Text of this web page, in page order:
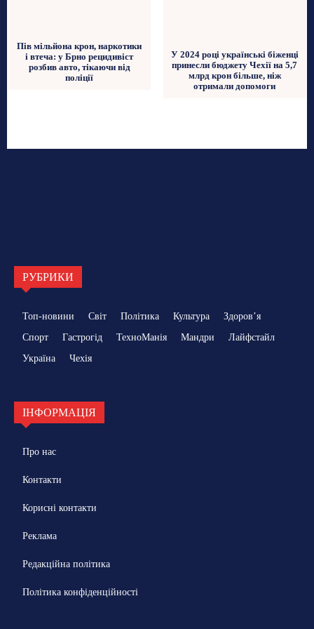
Пів мільйона крон, наркотики
і втеча: у Брно рецидивіст
розбив авто, тікаючи від
поліції
У 2024 році українські біженці
принесли бюджету Чехії на 5,7
млрд крон більше, ніж
отримали допомоги
РУБРИКИ
Топ-новини Світ Політика Культура
Здоровʼя
Спорт
Гастрогід ТехноМанія Мандри
Лайфстайл
Україна
Чехія
ІНФОРМАЦІЯ
Про нас
Контакти
Корисні контакти
Реклама
Редакційна політика
Політика конфіденційності